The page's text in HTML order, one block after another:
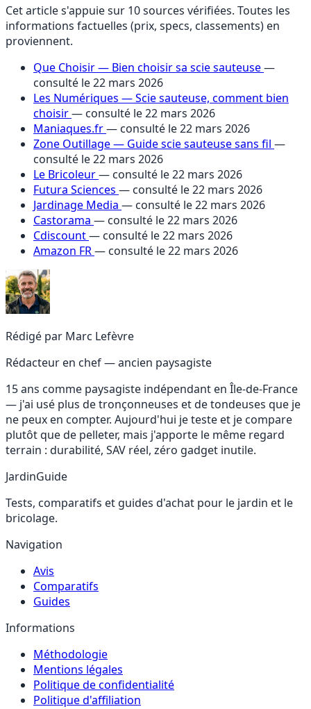
Cet article s'appuie sur 10 sources vérifiées. Toutes les
informations factuelles (prix, specs, classements) en
proviennent.
Que Choisir — Bien choisir sa scie sauteuse—
consulté le 22 mars 2026
Les Numériques — Scie sauteuse, comment bien
choisir— consulté le 22 mars 2026
Maniaques.fr— consulté le 22 mars 2026
Zone Outillage — Guide scie sauteuse sans fil —
consulté le 22 mars 2026
Le Bricoleur— consulté le 22 mars 2026
Futura Sciences — consulté le 22 mars 2026
Jardinage Media — consulté le 22 mars 2026
Castorama — consulté le 22 mars 2026
Cdiscount— consulté le 22 mars 2026
Amazon FR— consulté le 22 mars 2026
Rédigé par Marc Lefèvre
Rédacteur en chef — ancien paysagiste
15 ans comme paysagiste indépendant en Île-de-France
— j'ai usé plus de tronçonneuses et de tondeuses que je
ne peux en compter. Aujourd'hui je teste et je compare
plutôt que de pelleter, mais j'apporte le même regard
terrain : durabilité, SAV réel, zéro gadget inutile.
JardinGuide
Tests, comparatifs et guides d'achat pour le jardin et le
bricolage.
Navigation
Avis
Comparatifs
Guides
Informations
Méthodologie
Mentions légales
Politique de confidentialité
Politique d'affiliation